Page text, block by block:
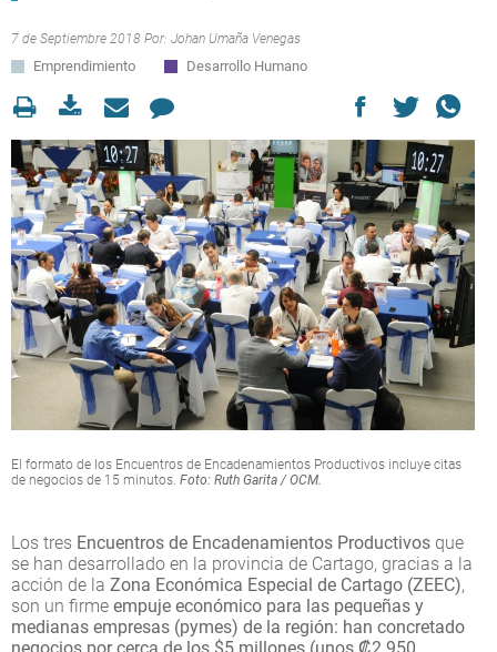
7 de Septiembre 2018 Por: Johan Umaña Venegas
Emprendimiento Desarrollo Humano
El formato de los Encuentros de Encadenamientos Productivos incluye citas
de negocios de 15 minutos. Foto: Ruth Garita / OCM.
Los tres Encuentros de Encadenamientos Productivos que
se han desarrollado en la provincia de Cartago, gracias a la
acción de la Zona Económica Especial de Cartago (ZEEC),
son un firme empuje económico para las pequeñas y
medianas empresas (pymes) de la región: han concretado